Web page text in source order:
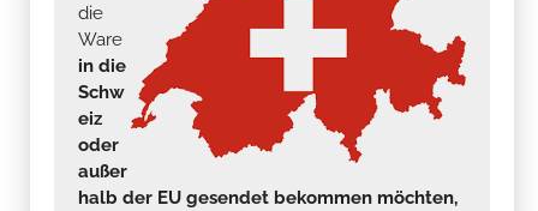
die
Ware
in die
Schw
eiz
oder
außer
halb der EU gesendet bekommen möchten,